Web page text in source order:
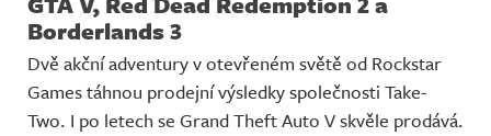
Borderlands 3
Dvě akční adventury v otevřeném světě od Rockstar
Games táhnou prodejní výsledky společnosti Take-
Two. I po letech se Grand Theft Auto V skvěle prodává.